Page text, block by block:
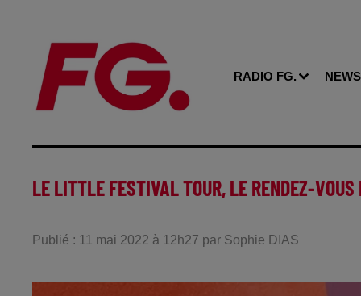
RADIO FG. NEWS
LE LITTLE FESTIVAL TOUR, LE RENDEZ-VOUS
Publié : 11 mai 2022 à 12h27 par Sophie DIAS